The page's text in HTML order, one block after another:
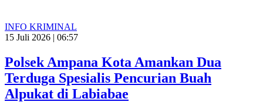
INFO KRIMINAL
15 Juli 2026 | 06:57
Polsek Ampana Kota Amankan Dua
Terduga Spesialis Pencurian Buah
Alpukat di Labiabae